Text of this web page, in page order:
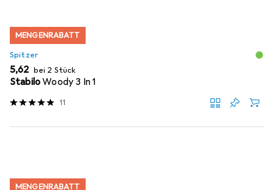
MENGENRABATT
Spitzer
EUR
5,62 bei 2 Stück
StabiloWoody 3 In 1
11
MENGENRABATT